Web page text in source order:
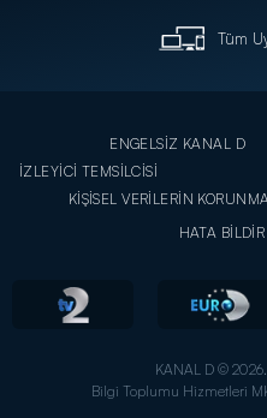
Tüm
ENGELSİZ KANAL D
İZLEYİCİ TEMSİLCİSİ
KİŞİSEL VERİLERİN
HATA BİLDİR
KANAL D © 2026.
Bilgi Toplumu Hizmetleri